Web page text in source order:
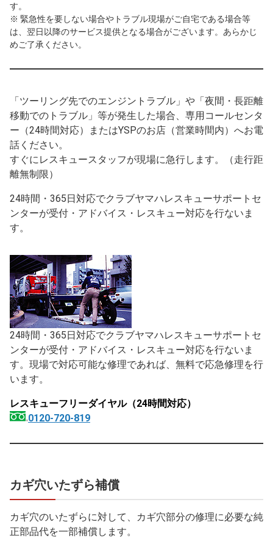
す。
※ 緊急性を要しない場合やトラブル現場がご自宅である場合等
は、翌日以降のサービス提供となる場合がございます。あらかじ
めご了承ください。
「ツーリング先でのエンジントラブル」や「夜間・長距離
移動でのトラブル」等が発生した場合、専用コールセンタ
ー（24時間対応）またはYSPのお店（営業時間内）へお電
話ください。
すぐにレスキュースタッフが現場に急行します。（走行距
離無制限）
24時間・365日対応でクラブヤマハレスキューサポートセ
ンターが受付・アドバイス・レスキュー対応を行ないま
す。
24時間・365日対応でクラブヤマハレスキューサポートセ
ンターが受付・アドバイス・レスキュー対応を行ないま
す。現場で対応可能な修理であれば、無料で応急修理を行
います。
レスキューフリーダイヤル（24時間対応）
0120-720-819
カギ穴いたずら補償
カギ穴のいたずらに対して、カギ穴部分の修理に必要な純
正部品代を一部補償します。